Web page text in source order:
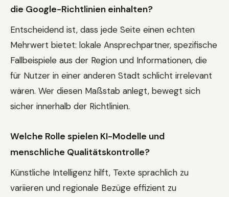
die Google-Richtlinien einhalten?
Entscheidend ist, dass jede Seite einen echten
Mehrwert bietet: lokale Ansprechpartner, spezifische
Fallbeispiele aus der Region und Informationen, die
für Nutzer in einer anderen Stadt schlicht irrelevant
wären. Wer diesen Maßstab anlegt, bewegt sich
sicher innerhalb der Richtlinien.
Welche Rolle spielen KI-Modelle und
menschliche Qualitätskontrolle?
Künstliche Intelligenz hilft, Texte sprachlich zu
variieren und regionale Bezüge effizient zu